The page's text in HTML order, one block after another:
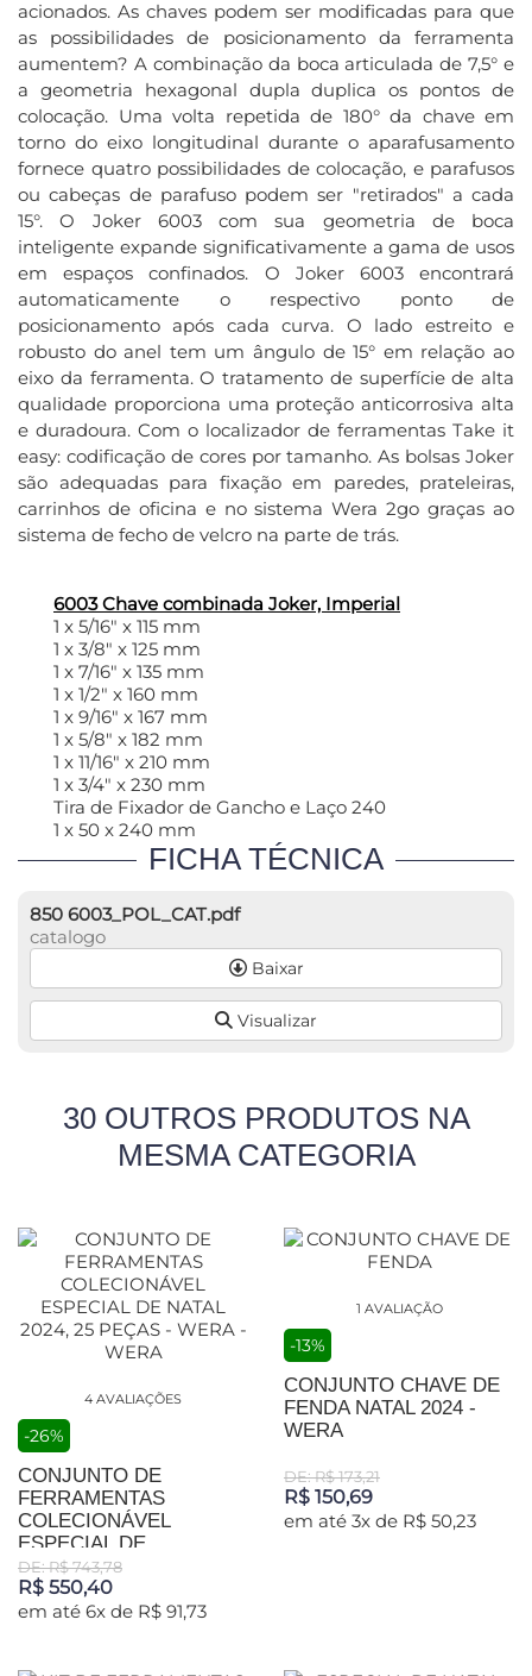
acionados. As chaves podem ser modificadas para que
as possibilidades de posicionamento da ferramenta
aumentem? A combinação da boca articulada de 7,5° e
a geometria hexagonal dupla duplica os pontos de
colocação. Uma volta repetida de 180° da chave em
torno do eixo longitudinal durante o aparafusamento
fornece quatro possibilidades de colocação, e parafusos
ou cabeças de parafuso podem ser "retirados" a cada
15°.O Joker 6003 com sua geometria de boca
inteligente expande significativamente a gama de usos
em espaços confinados. O Joker 6003 encontrará
automaticamente o respectivo ponto de
posicionamento após cada curva. O lado estreito e
robusto do anel tem um ângulo de 15° em relação ao
eixo da ferramenta.O tratamento de superfície de alta
qualidade proporciona uma proteção anticorrosiva alta
e duradoura. Com o localizador de ferramentas Take it
easy: codificação de cores por tamanho.As bolsas Joker
são adequadas para fixação em paredes, prateleiras,
carrinhos de oficina e no sistema Wera 2go graças ao
sistema de fecho de velcro na parte de trás.
6003 Chave combinada Joker, Imperial
1 x 5/16" x 115 mm
1 x 3/8" x 125 mm
1 x 7/16" x 135 mm
1 x 1/2" x 160 mm
1 x 9/16" x 167 mm
1 x 5/8" x 182 mm
1 x 11/16" x 210 mm
1 x 3/4" x 230 mm
Tira de Fixador de Gancho e Laço 240
1 x 50 x 240 mm
FICHA TÉCNICA
850 6003_POL_CAT.pdf
catalogo
Baixar
Visualizar
30 OUTROS PRODUTOS NA
MESMA CATEGORIA
4 AVALIAÇÕES
-26%
CONJUNTO DE
FERRAMENTAS
COLECIONÁVEL
ESPECIAL DE...
DE: R$ 743,78
R$ 550,40
em até 6x de R$ 91,73
1 AVALIAÇÃO
-13%
CONJUNTO CHAVE DE
FENDA NATAL 2024 -
WERA
DE: R$ 173,21
R$ 150,69
em até 3x de R$ 50,23